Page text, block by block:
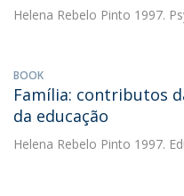
Helena Rebelo Pinto 1997.
BOOK
Família: contributos
da educação
Helena Rebelo Pinto 1997.